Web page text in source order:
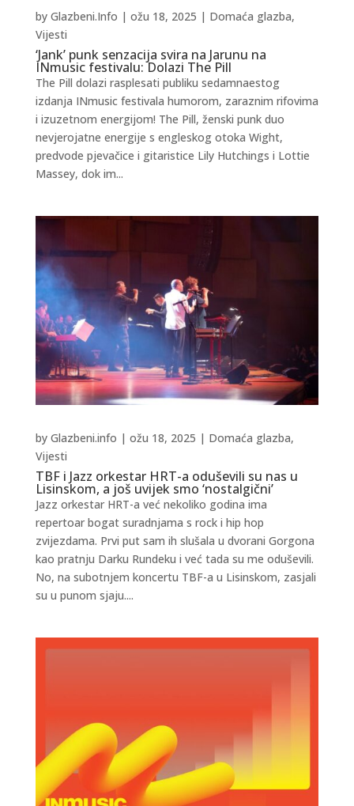
‘Jank’ punk senzacija svira na Jarunu na
INmusic festivalu: Dolazi The Pill
by Glazbeni.Info | ožu 18, 2025 | Domaća glazba,
Vijesti
The Pill dolazi rasplesati publiku sedamnaestog
izdanja INmusic festivala humorom, zaraznim rifovima
i izuzetnom energijom! The Pill, ženski punk duo
nevjerojatne energije s engleskog otoka Wight,
predvode pjevačice i gitaristice Lily Hutchings i Lottie
Massey, dok im...
TBF i Jazz orkestar HRT-a oduševili su nas u
Lisinskom, a još uvijek smo ‘nostalgični’
by Glazbeni.info | ožu 18, 2025 | Domaća glazba,
Vijesti
Jazz orkestar HRT-a već nekoliko godina ima
repertoar bogat suradnjama s rock i hip hop
zvijezdama. Prvi put sam ih slušala u dvorani Gorgona
kao pratnju Darku Rundeku i već tada su me oduševili.
No, na subotnjem koncertu TBF-a u Lisinskom, zasjali
su u punom sjaju....